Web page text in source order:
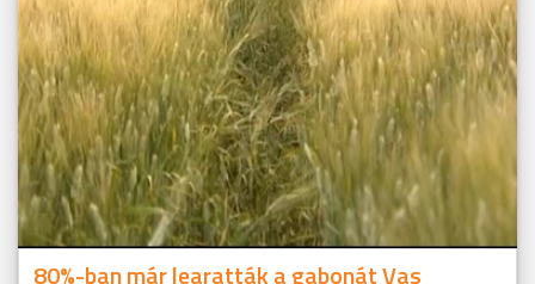
80%-ban már learatták a gabonát Vas